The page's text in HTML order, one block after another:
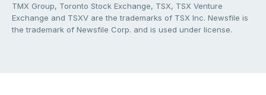
TMX Group, Toronto Stock Exchange, TSX, TSX Venture
Exchange and TSXV are the trademarks of TSX Inc. Newsfile is
the trademark of Newsfile Corp. and is used under license.